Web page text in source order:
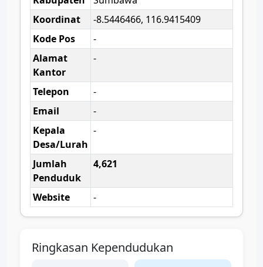
Koordinat
-8.5446466, 116.9415409
Kode Pos
-
Alamat
Kantor
-
Telepon
-
Email
-
Kepala
Desa/Lurah
-
Jumlah
Penduduk
4,621
Website -
Ringkasan Kependudukan